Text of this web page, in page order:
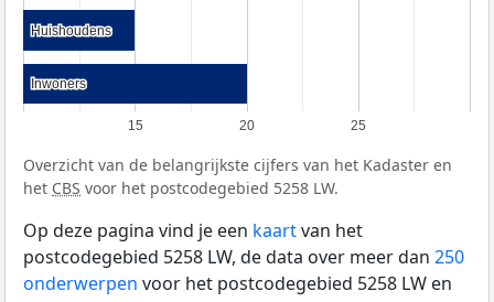
15 20 25
Huishoudens
Huishoudens
Inwoners
Inwoners
Overzicht van de belangrijkste cijfers van het Kadaster en
het CBS voor het postcodegebied 5258 LW.
Op deze pagina vind je een kaartvan het
postcodegebied 5258 LW, de data over meer dan 250
onderwerpen voor het postcodegebied 5258 LW en